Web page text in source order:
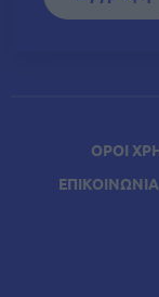
ΟΡΟΙ
ΕΠΙΚΟΙΝΩΝΙΑ